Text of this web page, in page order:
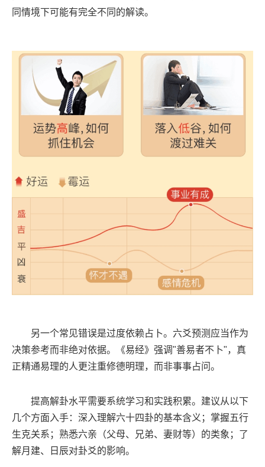
同情境下可能有完全不同的解读。
另一个常见错误是过度依赖占卜。六爻预测应当作为
决策参考而非绝对依据。《易经》强调"善易者不卜"，真
正精通易理的人更注重修德明理，而非事事占问。
提高解卦水平需要系统学习和实践积累。建议从以下
几个方面入手：深入理解六十四卦的基本含义；掌握五行
生克关系；熟悉六亲（父母、兄弟、妻财等）的类象；了
解月建、日辰对卦爻的影响。